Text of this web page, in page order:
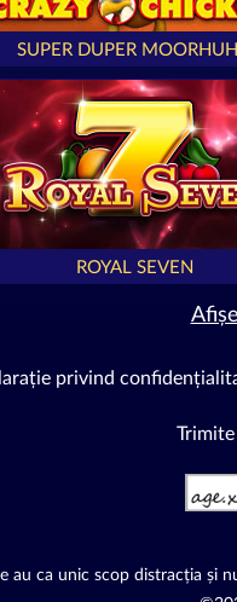
SUPER DUPER
ROYAL SEVEN
privind
Trimite
au ca unic scop distracția și